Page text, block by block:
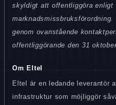
skyldigt att offentliggöra enligt
marknadsmissbruksförordning.
genom ovanstående
offentliggörande den 31
Om Eltel
Eltel är en ledande leverantör
infrastruktur som möjliggör